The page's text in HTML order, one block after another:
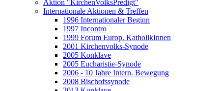
Aktion "KirchenVolksPredigt"
Internationale Aktionen & Treffen
1996 Internationaler Beginn
1997 Incontro
1999 Forum Europ. KatholikInnen
2001 Kirchenvolks-Synode
2005 Konklave
2005 Eucharistie-Synode
2006 - 10 Jahre Intern. Bewegung
2008 Bischofssynode